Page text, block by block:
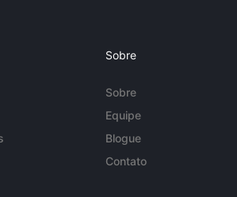
Sobre
Sobre
Equipe
Blogue
Contato